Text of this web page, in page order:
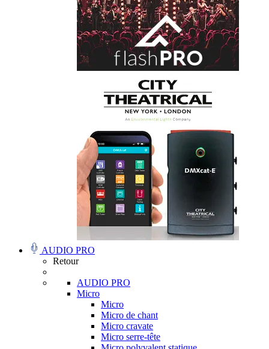
AUDIO PRO
Retour
AUDIO PRO
Micro
Micro
Micro de chant
Micro cravate
Micro serre-tête